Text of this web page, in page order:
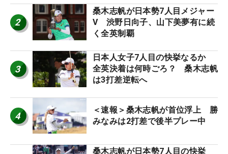
2
桑木志帆が日本勢7人目メジャー
V 渋野日向子、山下美夢有に続
く全英制覇
3
日本人女子7人目の快挙なるか
全英決着は何時ごろ？ 桑木志帆
は3打差逆転へ
4
＜速報＞桑木志帆が首位浮上 勝
みなみは2打差で後半プレー中
桑木志帆が日本勢7人目の快挙